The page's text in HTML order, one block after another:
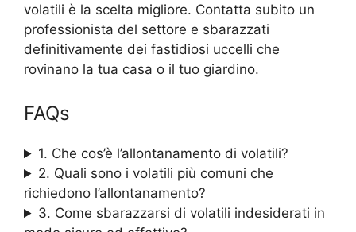
volatili è la scelta migliore. Contatta subito un
professionista del settore e sbarazzati
definitivamente dei fastidiosi uccelli che
rovinano la tua casa o il tuo giardino.
FAQs
1. Che cos’è l’allontanamento di volatili?
2. Quali sono i volatili più comuni che
richiedono l’allontanamento?
3. Come sbarazzarsi di volatili indesiderati in